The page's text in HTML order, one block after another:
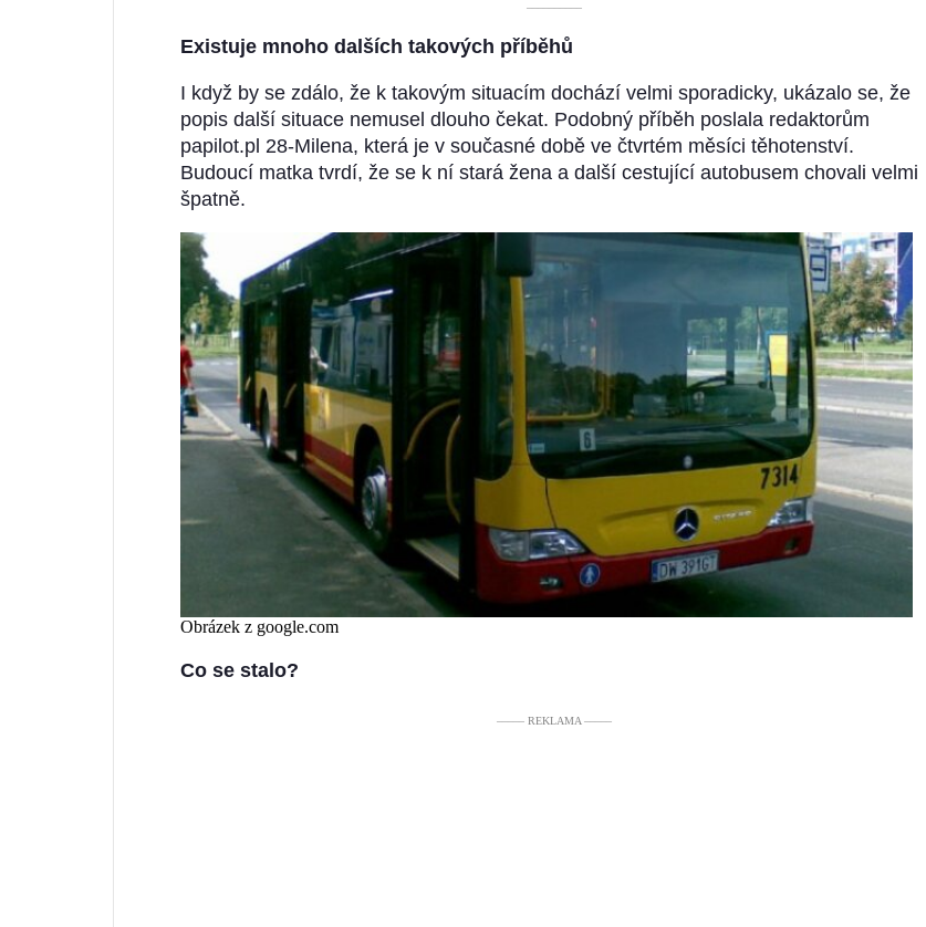
––––––––––
Existuje mnoho dalších takových příběhů
I když by se zdálo, že k takovým situacím dochází velmi sporadicky, ukázalo se, že
popis další situace nemusel dlouho čekat. Podobný příběh poslala redaktorům
papilot.pl 28-Milena, která je v současné době ve čtvrtém měsíci těhotenství.
Budoucí matka tvrdí, že se k ní stará žena a další cestující autobusem chovali velmi
špatně.
Obrázek z google.com
Co se stalo?
––––– REKLAMA –––––